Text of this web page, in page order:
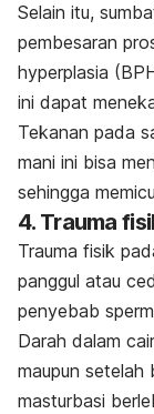
Selain itu,
pembesaran
hyperplasia
ini dapat
Tekanan pada
mani ini bisa
sehingga
4. Trauma
Trauma fisik
panggul atau
penyebab
Darah dalam
maupun setelah
masturbasi